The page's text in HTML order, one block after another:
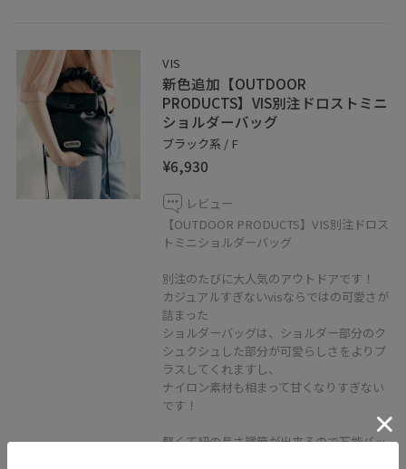
VIS
新色追加【OUTDOOR
PRODUCTS】VIS別注ドロストミニ
ショルダーバッグ
ブラック系 / F
¥6,930
レビュー
【OUTDOOR PRODUCTS】VIS別注ドロス
トミニショルダーバッグ
別注のたびに大人気のアウトドアです！
カジュアルすぎないvisならではの可愛さが
詰まった
ショルダーバッグは、ショルダー部分のク
シュクシュした部分が可愛らしさをよりプ
ラスしてくれますし、
ナイロン素材も相まって甘くなりすぎない
です！
軽くて紐の長さ調節が出来るので万能バッ